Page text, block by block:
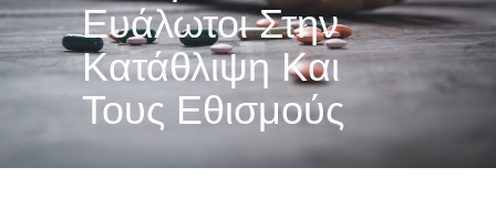
Ευάλωτοι Στην
Κατάθλιψη Και
Τους Εθισμούς